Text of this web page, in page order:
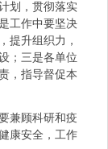
划，贯彻落实
工作中要坚决
提升组织力，
；三是各单位
，指导督促本
兼顾科研和疫
康安全，工作